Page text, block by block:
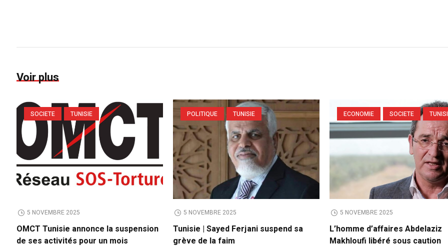
Voir plus
SOCIETE TUNISIE
5 NOVEMBRE 2025
OMCT Tunisie annonce la suspension
de ses activités pour un mois
POLITIQUE TUNISIE
5 NOVEMBRE 2025
Tunisie | Sayed Ferjani suspend sa
grève de la faim
ECONOMIE SOCIETE
5 NOVEMBRE 2025
L’homme d’affaires Abdelaziz
Makhloufi libéré sous caution